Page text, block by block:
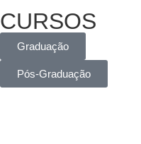
CURSOS
Graduação
Pós-Graduação